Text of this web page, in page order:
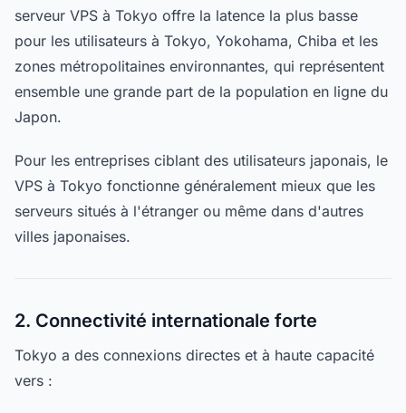
serveur VPS à Tokyo offre la latence la plus basse
pour les utilisateurs à Tokyo, Yokohama, Chiba et les
zones métropolitaines environnantes, qui représentent
ensemble une grande part de la population en ligne du
Japon.
Pour les entreprises ciblant des utilisateurs japonais, le
VPS à Tokyo fonctionne généralement mieux que les
serveurs situés à l'étranger ou même dans d'autres
villes japonaises.
2. Connectivité internationale forte
Tokyo a des connexions directes et à haute capacité
vers :